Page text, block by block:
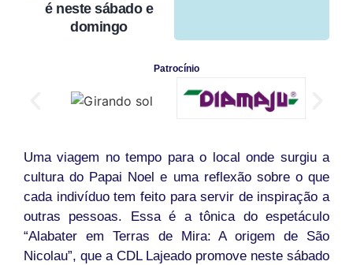
é neste sábado e
domingo
Patrocínio
Uma viagem no tempo para o local onde surgiu a
cultura do Papai Noel e uma reflexão sobre o que
cada indivíduo tem feito para servir de inspiração a
outras pessoas. Essa é a tônica do espetáculo
“Alabater em Terras de Mira: A origem de São
Nicolau”, que a CDL Lajeado promove neste sábado